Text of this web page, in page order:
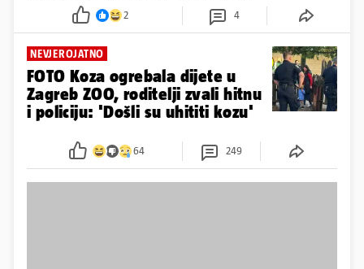
2 4
NEVJEROJATNO
FOTO Koza ogrebala dijete u
Zagreb ZOO, roditelji zvali hitnu
i policiju: 'Došli su uhititi kozu'
64 249